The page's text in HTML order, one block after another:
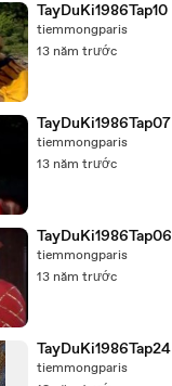
TayDuKi1986Tap10
tiemmongparis
13 năm trước
TayDuKi1986Tap07
tiemmongparis
13 năm trước
TayDuKi1986Tap06
tiemmongparis
13 năm trước
TayDuKi1986Tap24
tiemmongparis